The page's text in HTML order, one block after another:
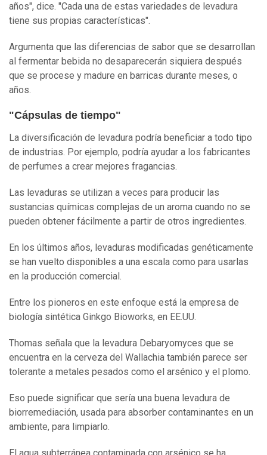
años", dice. "Cada una de estas variedades de levadura
tiene sus propias características".
Argumenta que las diferencias de sabor que se desarrollan
al fermentar bebida no desaparecerán siquiera después
que se procese y madure en barricas durante meses, o
años.
"Cápsulas de tiempo"
La diversificación de levadura podría beneficiar a todo tipo
de industrias. Por ejemplo, podría ayudar a los fabricantes
de perfumes a crear mejores fragancias.
Las levaduras se utilizan a veces para producir las
sustancias químicas complejas de un aroma cuando no se
pueden obtener fácilmente a partir de otros ingredientes.
En los últimos años, levaduras modificadas genéticamente
se han vuelto disponibles a una escala como para usarlas
en la producción comercial.
Entre los pioneros en este enfoque está la empresa de
biología sintética Ginkgo Bioworks, en EE.UU.
Thomas señala que la levadura Debaryomyces que se
encuentra en la cerveza del Wallachia también parece ser
tolerante a metales pesados como el arsénico y el plomo.
Eso puede significar que sería una buena levadura de
biorremediación, usada para absorber contaminantes en un
ambiente, para limpiarlo.